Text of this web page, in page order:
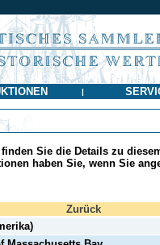
|
finden Sie die Details zu
haben Sie, wenn Sie
Zurück